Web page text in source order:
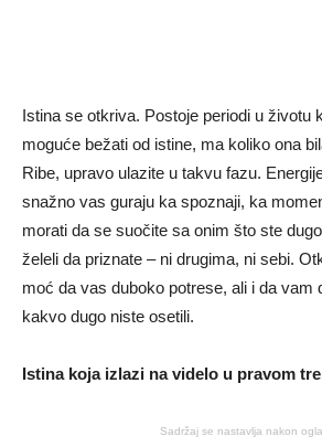
Istina se otkriva. Postoje periodi u životu
moguće bežati od istine, ma koliko ona
Ribe, upravo ulazite u takvu fazu.
snažno vas guraju ka spoznaji, ka
morati da se suočite sa onim što ste
želeli da priznate – ni drugima, ni sebi.
moć da vas duboko potrese, ali i da vam
kakvo dugo niste osetili.
Istina koja izlazi na videlo u pravom
Sadržaj se nastavlja nakon